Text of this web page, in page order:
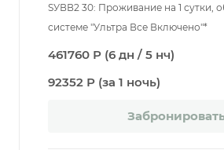
SУВВ2 30: Проживание на 1 сутки,
системе "Ультра Все Включено"*
461760 Р (6 дн / 5 нч)
92352 Р (за 1 ночь)